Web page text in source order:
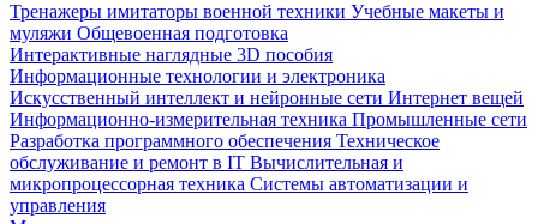
Тренажеры имитаторы военной техники Учебные макеты и
муляжи Общевоенная подготовка
Интерактивные наглядные 3D пособия
Информационные технологии и электроника
Искусственный интеллект и нейронные сети Интернет вещей
Информационно-измерительная техника Промышленные сети
Разработка программного обеспечения Техническое
обслуживание и ремонт в IT Вычислительная и
микропроцессорная техника Системы автоматизации и
управления